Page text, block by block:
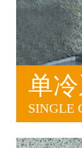
单冷
SINGLE